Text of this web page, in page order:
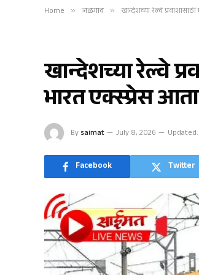
Home » जळगाव » खान्देशच्या रेल्वे
खान्देशच्या रेल्वे
भारत एक्स्प्रेस
By saimat July 8, 2026 Updated:
Facebook Twitter